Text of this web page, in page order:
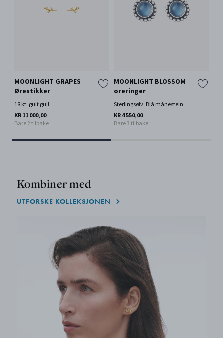
MOONLIGHT GRAPES
Ørestikker
18 kt. gult gull
KR 11 000,00
Bare 2 tilbake
MOONLIGHT BLOSSOM
øreringer
Sterlingsølv, Blå månestein
KR 4 550,00
Bare 3 tilbake
Kombiner med
UTFORSKE KOLLEKSJONEN